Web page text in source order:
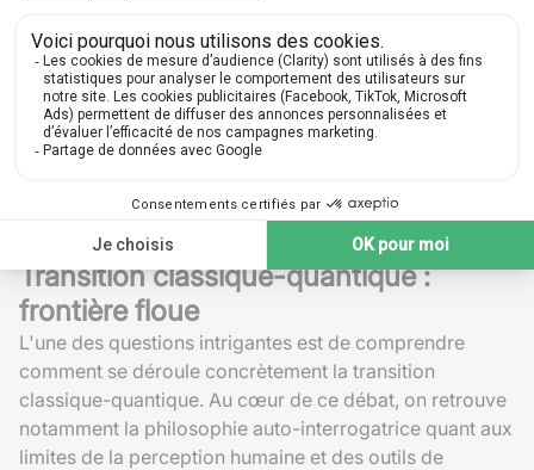
Transition classique-quantique :
frontière floue
L'une des questions intrigantes est de comprendre
comment se déroule concrètement la transition
classique-quantique. Au cœur de ce débat, on retrouve
notamment la philosophie auto-interrogatrice quant aux
limites de la perception humaine et des outils de